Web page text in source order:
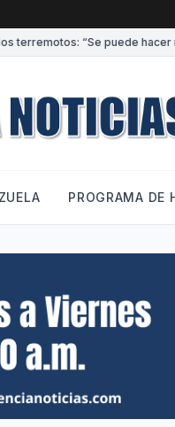
“Se puede hacer
PROGRAMA DE